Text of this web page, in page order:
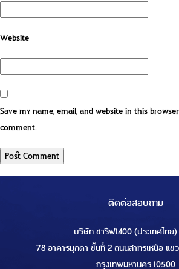
Website
Save my name, email, and website in this
comment.
ติดต่อสอบถาม
บริษัท ชารีฟ1400 (ประเทศไทย
78 อาคารมุกดา ชั้นที่ 2 ถนนสาทรเหนือ แข
กรุงเทพมหานคร 10500